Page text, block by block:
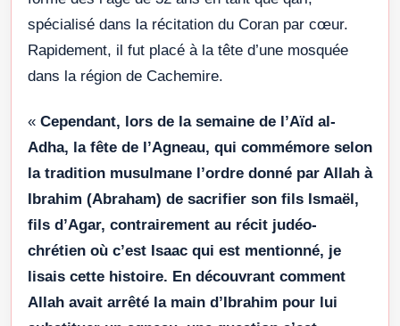
spécialisé dans la récitation du Coran par cœur.
Rapidement, il fut placé à la tête d’une mosquée
dans la région de Cachemire.
« Cependant, lors de la semaine de l’Aïd al-
Adha, la fête de l’Agneau, qui commémore selon
la tradition musulmane l’ordre donné par Allah à
Ibrahim (Abraham) de sacrifier son fils Ismaël,
fils d’Agar, contrairement au récit judéo-
chrétien où c’est Isaac qui est mentionné, je
lisais cette histoire. En découvrant comment
Allah avait arrêté la main d’Ibrahim pour lui